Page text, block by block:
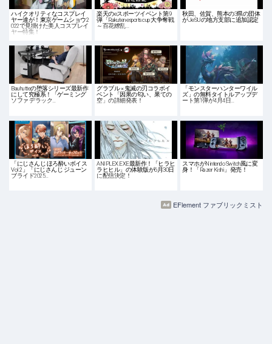
ハイクオリティなコスプレイ
ヤー達が！東京ゲームショウ2
022で見掛けた美人コスプレイ
ヤー特集！
楽天のeスポーツイベント第9
弾「Rakuten esports cup 大争奪戦
～百花繚乱…
秋田、佐賀、熊本の3県の団体
がJeSUの地方支部に追加認定
Bauhutteの堕落シリーズ最新作
にして究極系！「ゲーミング
ソファ デラック…
グラブル × 鬼滅の刃コラボイ
ベント「因果の匂い、果ての
空」の詳細発表！
「モンスターハンターワイル
ズ」の無料タイトルアップデ
ート第1弾が4月4日…
「にじさんじ ほろ酔いボイス
Vol.2」「にじさんじ ジューン
ブライド2025…
ANIPLEX.EXE最新作！「ヒラヒ
ラヒヒル」の体験版が6月30日
に配信決定！
スマホがNintendo Switch風に変
身！「Razer Kishi」発売！
EFlement ファブリックミスト